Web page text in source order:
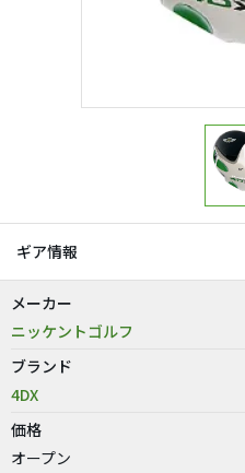
ギア情報
メーカー
ニッケントゴルフ
ブランド
4DX
価格
オープン